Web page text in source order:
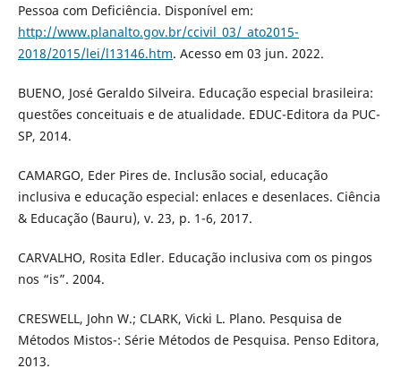
Pessoa com Deficiência. Disponível em:
http://www.planalto.gov.br/ccivil_03/_ato2015-
2018/2015/lei/l13146.htm. Acesso em 03 jun. 2022.
BUENO, José Geraldo Silveira. Educação especial brasileira:
questões conceituais e de atualidade. EDUC-Editora da PUC-
SP, 2014.
CAMARGO, Eder Pires de. Inclusão social, educação
inclusiva e educação especial: enlaces e desenlaces. Ciência
& Educação (Bauru), v. 23, p. 1-6, 2017.
CARVALHO, Rosita Edler. Educação inclusiva com os pingos
nos “is”. 2004.
CRESWELL, John W.; CLARK, Vicki L. Plano. Pesquisa de
Métodos Mistos-: Série Métodos de Pesquisa. Penso Editora,
2013.